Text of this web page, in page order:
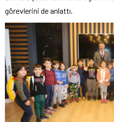
görevlerini de anlattı.